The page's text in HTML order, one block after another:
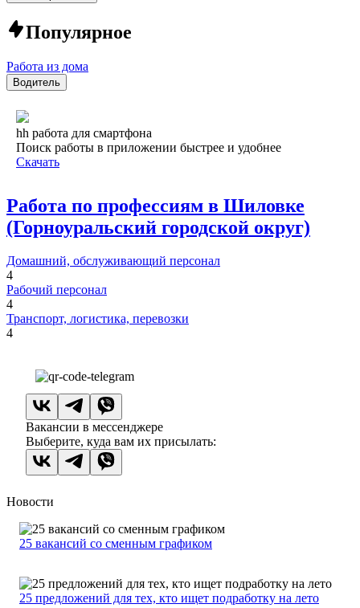
Популярное
Работа из дома
Водитель
hh работа для смартфона
Поиск работы в приложении быстрее и удобнее
Скачать
Работа по профессиям в Шиловке
(Горноуральский городской округ)
Домашний, обслуживающий персонал
4
Рабочий персонал
4
Транспорт, логистика, перевозки
4
Вакансии в мессенджере
Выберите, куда вам их присылать:
Новости
25 вакансий со сменным графиком
25 предложений для тех, кто ищет подработку на лето